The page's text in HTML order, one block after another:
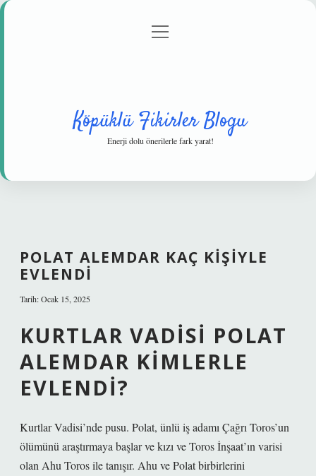
Gizlilik Politikası
menüyü
Köpüklü Fikirler Blogu
Enerji dolu önerilerle fark yarat!
POLAT ALEMDAR KAÇ KIŞIYLE
EVLENDI
Tarih: Ocak 15, 2025
KURTLAR VADISI POLAT
ALEMDAR KIMLERLE
EVLENDI?
Kurtlar Vadisi’nde pusu. Polat, ünlü iş adamı Çağrı Toros’un
ölümünü araştırmaya başlar ve kızı ve Toros İnşaat’ın varisi
olan Ahu Toros ile tanışır. Ahu ve Polat birbirlerini